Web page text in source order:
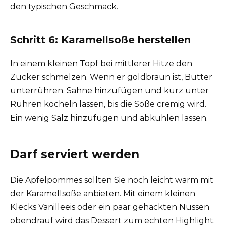
den typischen Geschmack.
Schritt 6: Karamellsoße herstellen
In einem kleinen Topf bei mittlerer Hitze den
Zucker schmelzen. Wenn er goldbraun ist, Butter
unterrühren. Sahne hinzufügen und kurz unter
Rühren köcheln lassen, bis die Soße cremig wird.
Ein wenig Salz hinzufügen und abkühlen lassen.
Darf serviert werden
Die Apfelpommes sollten Sie noch leicht warm mit
der Karamellsoße anbieten. Mit einem kleinen
Klecks Vanilleeis oder ein paar gehackten Nüssen
obendrauf wird das Dessert zum echten Highlight.